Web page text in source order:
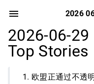
2026
2026-06-
Top Stories
欧盟正通过不透